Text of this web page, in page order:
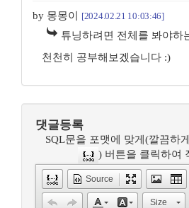
by 몽몽이 [2024.02.21 10:03:46]
튜닝하려면 전체를 봐야하
천천히 공부해보겠습니다 :)
댓글등록
SQL문을 포맷에 맞게(깔끔하
) 버튼을 클릭하여
Source
Size